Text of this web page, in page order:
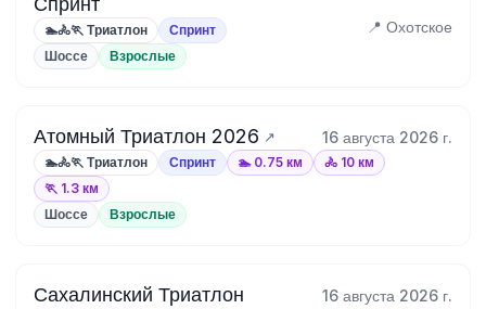
🏊🚴🏃 Триатлон Спринт 📍 Охотское
Шоссе Взрослые
Атомный Триатлон 2026 16 августа 2026 г.
🏊🚴🏃 Триатлон Спринт 🏊 0.75 км
🚴 10 км
🏃 1.3 км
Шоссе
Взрослые
Сахалинский Триатлон 16 августа 2026 г.